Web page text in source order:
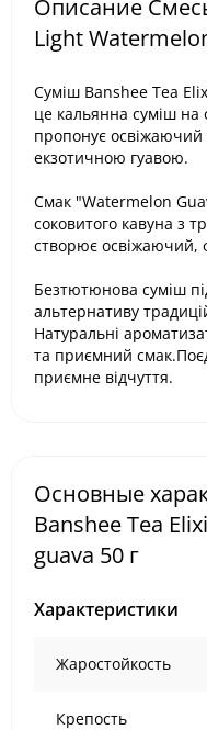
Описание
Light
Суміш Banshee Tea
це кальянна суміш на
пропонує освіжаючий
екзотичною гуавою.
Смак "Watermelon
соковитого кавуна з
створює освіжаючий,
Безтютюнова суміш
альтернативу
Натуральні
та приємний
приємне відчуття.
Основные
Banshee Tea
guava 50 г
Характеристики
Жаростойкость
Крепость